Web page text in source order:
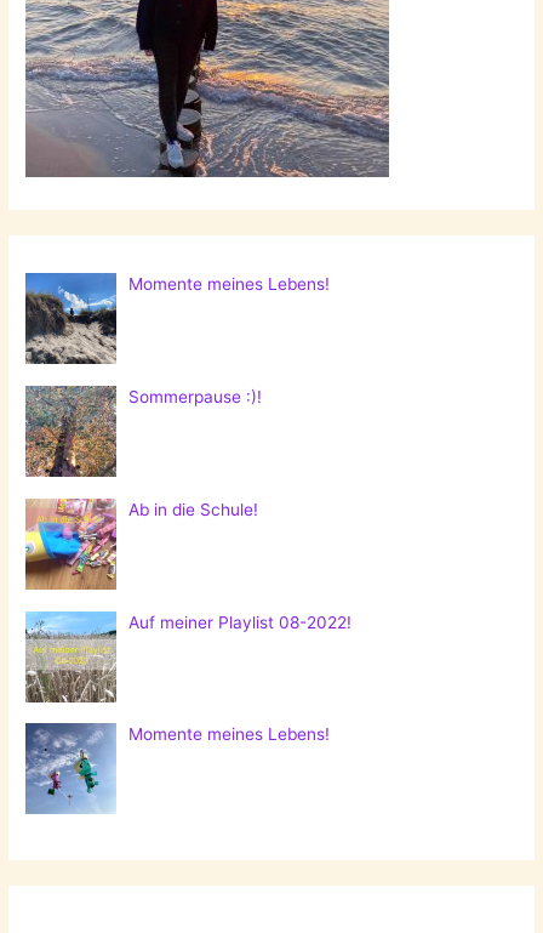
Momente meines Lebens!
Sommerpause :)!
Ab in die Schule!
Auf meiner Playlist 08-2022!
Momente meines Lebens!